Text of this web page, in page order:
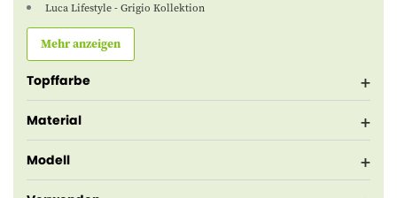
Luca Lifestyle - Grigio Kollektion
Mehr anzeigen
Topffarbe
Material
Modell